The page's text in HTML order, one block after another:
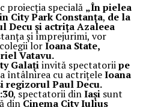
proiecția specială „În pielea
City Park Constanța,de la
Decu și actrița Azaleea
și împrejurimi, vor
lorIoana State,
Vatavu.
Galațiinvită spectatoriipe
întâlnirea cu actrițeleIoana
regizorul Paul Decu.
, spectatorii dinIașisunt
dinCinema City Iulius